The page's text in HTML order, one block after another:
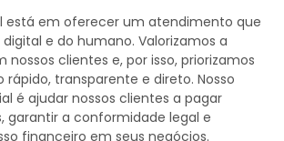
está em oferecer um atendimento que
e do humano. Valorizamos a
nossos clientes e, por isso, priorizamos
transparente e direto. Nosso
é ajudar nossos clientes a pagar
garantir a conformidade legal e
financeiro em seus negócios.